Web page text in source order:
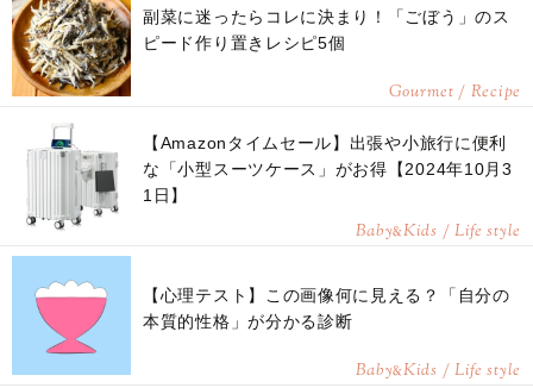
副菜に迷ったらコレに決まり！「ごぼう」のス
ピード作り置きレシピ5個
Gourmet / Recipe
【Amazonタイムセール】出張や小旅行に便利
な「小型スーツケース」がお得【2024年10月3
1日】
Baby&Kids / Life style
【心理テスト】この画像何に見える？「自分の
本質的性格」が分かる診断
Baby&Kids / Life style